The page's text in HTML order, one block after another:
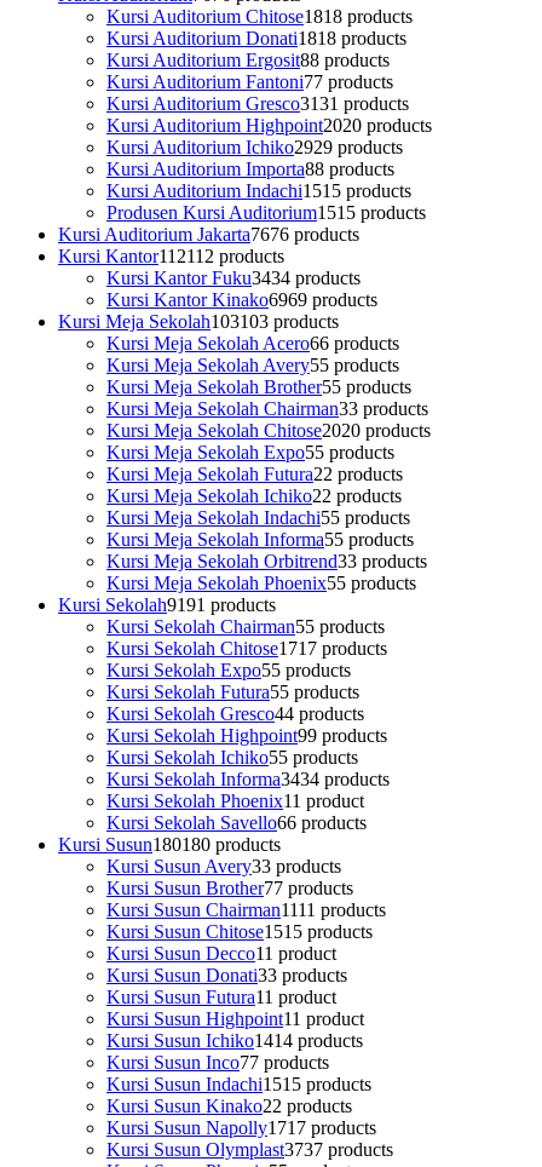
Kursi Auditorium Chitose1818 products
Kursi Auditorium Donati1818 products
Kursi Auditorium Ergosit88 products
Kursi Auditorium Fantoni77 products
Kursi Auditorium Gresco3131 products
Kursi Auditorium Highpoint2020 products
Kursi Auditorium Ichiko2929 products
Kursi Auditorium Importa88 products
Kursi Auditorium Indachi1515 products
Produsen Kursi Auditorium1515 products
Kursi Auditorium Jakarta7676 products
Kursi Kantor112112 products
Kursi Kantor Fuku3434 products
Kursi Kantor Kinako6969 products
Kursi Meja Sekolah103103 products
Kursi Meja Sekolah Acero66 products
Kursi Meja Sekolah Avery55 products
Kursi Meja Sekolah Brother55 products
Kursi Meja Sekolah Chairman33 products
Kursi Meja Sekolah Chitose2020 products
Kursi Meja Sekolah Expo55 products
Kursi Meja Sekolah Futura22 products
Kursi Meja Sekolah Ichiko22 products
Kursi Meja Sekolah Indachi55 products
Kursi Meja Sekolah Informa55 products
Kursi Meja Sekolah Orbitrend33 products
Kursi Meja Sekolah Phoenix55 products
Kursi Sekolah9191 products
Kursi Sekolah Chairman55 products
Kursi Sekolah Chitose1717 products
Kursi Sekolah Expo55 products
Kursi Sekolah Futura55 products
Kursi Sekolah Gresco44 products
Kursi Sekolah Highpoint99 products
Kursi Sekolah Ichiko55 products
Kursi Sekolah Informa3434 products
Kursi Sekolah Phoenix11 product
Kursi Sekolah Savello66 products
Kursi Susun180180 products
Kursi Susun Avery33 products
Kursi Susun Brother77 products
Kursi Susun Chairman1111 products
Kursi Susun Chitose1515 products
Kursi Susun Decco11 product
Kursi Susun Donati33 products
Kursi Susun Futura11 product
Kursi Susun Highpoint11 product
Kursi Susun Ichiko1414 products
Kursi Susun Inco77 products
Kursi Susun Indachi1515 products
Kursi Susun Kinako22 products
Kursi Susun Napolly1717 products
Kursi Susun Olymplast3737 products